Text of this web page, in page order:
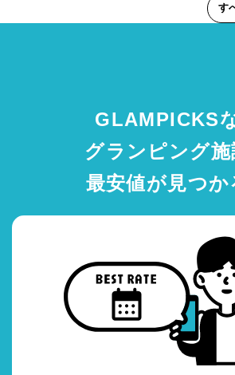
す
GLAMPICKS
グランピング施
最安値が見つか